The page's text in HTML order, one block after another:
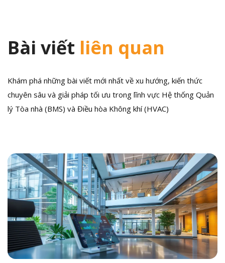
Bài viết liên quan
Khám phá những bài viết mới nhất về xu hướng, kiến thức
chuyên sâu và giải pháp tối ưu trong lĩnh vực Hệ thống Quản
lý Tòa nhà (BMS) và Điều hòa Không khí (HVAC)